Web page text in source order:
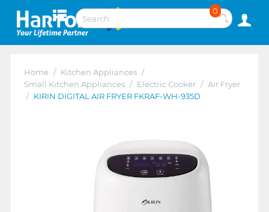
0
Home / Kitchen Appliances /
Small Kitchen Appliances / Electric Cooker / Air Fryer
/ KIRIN DIGITAL AIR FRYER FKRAF-WH-935D